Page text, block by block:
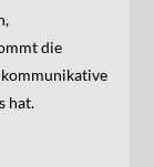
die
hat.